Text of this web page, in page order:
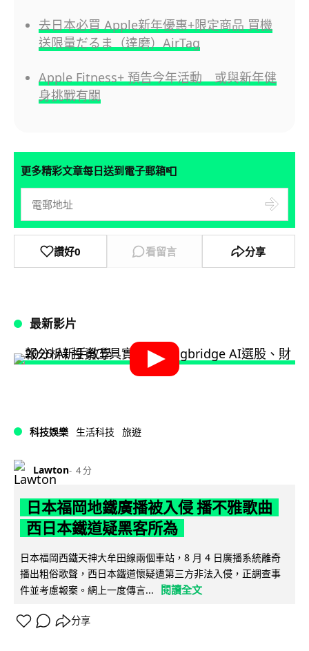
去日本必買 Apple新年優惠+限定商品 買機
送限量だるま（達磨）AirTag
Apple Fitness+ 預告今年活動 或與新年健
身挑戰有關
更多精彩文章每日送到電子郵箱📮
讚好0 看留言 分享
最新影片
科技娛樂 生活科技 旅遊
Lawton 4 分
日本福岡地鐵廣播被入侵 播不雅歌曲
西日本鐵道疑黑客所為
日本福岡西鐵天神大牟田線兩個車站，8 月 4 日廣播系統離奇
播出粗俗歌聲，西日本鐵道懷疑遭第三方非法入侵，正調查事
件並考慮報案。網上一度傳言...
閱讀全文
分享